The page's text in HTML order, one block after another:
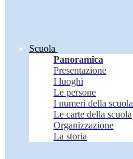
Scuola
Panoramica
Presentazione
I luoghi
Le persone
I numeri della scuola
Le carte della scuola
Organizzazione
La storia